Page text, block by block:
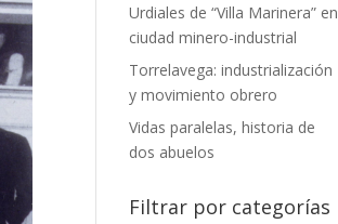
Urdiales de “Villa Marinera” en
ciudad minero-industrial
Torrelavega: industrialización
y movimiento obrero
Vidas paralelas, historia de
dos abuelos
Filtrar por categorías